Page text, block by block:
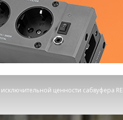
ценности сабвуфера